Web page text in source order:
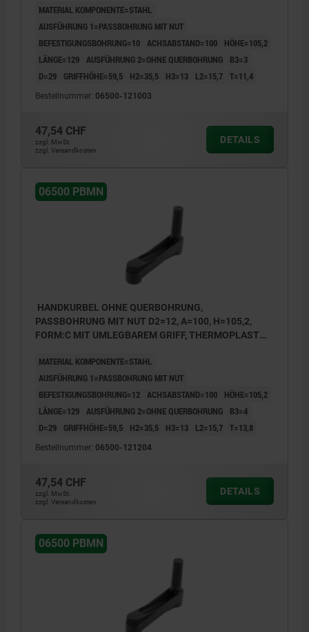
MATERIAL KOMPONENTE=STAHL
AUSFÜHRUNG 1=PASSBOHRUNG MIT NUT
BEFESTIGUNGSBOHRUNG=10 ACHSABSTAND=100
HÖHE=105,2
LÄNGE=129 AUSFÜHRUNG 2=OHNE QUERBOHRUNG
B3=3
D=29
GRIFFHÖHE=59,5 H2=35,5 H3=13 L2=15,7 T=11,4
Bestellnummer: 06500-121003
47,54 CHF
zzgl. MwSt.
zzgl. Versandkosten
DETAILS
06500 PBMN
HANDKURBEL OHNE QUERBOHRUNG,
PASSBOHRUNG MIT NUT D2=12, A=100, H=105,2,
FORM:C MIT UMLEGBAREM GRIFF, THERMOPLAST
MATERIAL KOMPONENTE=STAHL
AUSFÜHRUNG 1=PASSBOHRUNG MIT NUT
BEFESTIGUNGSBOHRUNG=12 ACHSABSTAND=100
HÖHE=105,2
LÄNGE=129 AUSFÜHRUNG 2=OHNE QUERBOHRUNG
B3=4
D=29
GRIFFHÖHE=59,5 H2=35,5 H3=13 L2=15,7 T=13,8
Bestellnummer: 06500-121204
47,54 CHF
zzgl. MwSt.
zzgl. Versandkosten
DETAILS
06500 PBMN